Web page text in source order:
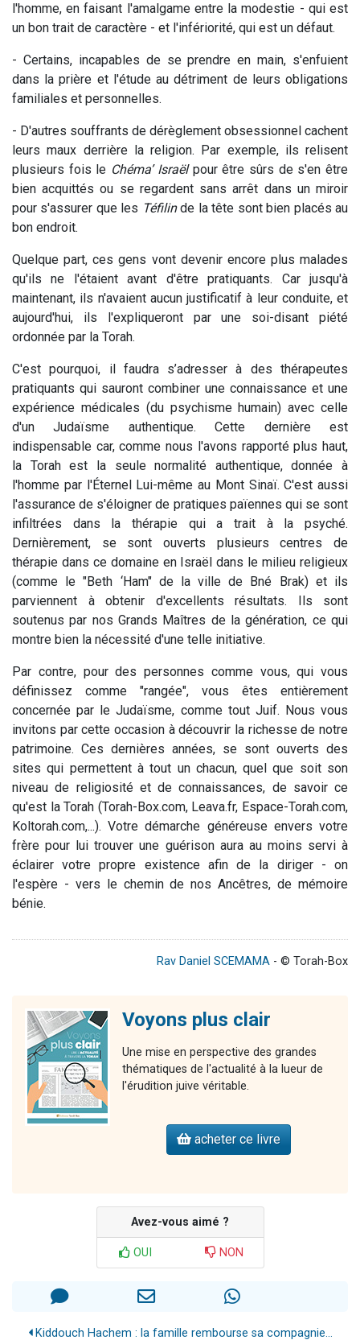
l'homme, en faisant l'amalgame entre la modestie - qui est
un bon trait de caractère - et l'infériorité, qui est un défaut.
- Certains, incapables de se prendre en main, s'enfuient
dans la prière et l'étude au détriment de leurs obligations
familiales et personnelles.
- D'autres souffrants de dérèglement obsessionnel cachent
leurs maux derrière la religion. Par exemple, ils relisent
plusieurs fois le Chéma’ Israëlpour être sûrs de s'en être
bien acquittés ou se regardent sans arrêt dans un miroir
pour s'assurer que les Téfilinde la tête sont bien placés au
bon endroit.
Quelque part, ces gens vont devenir encore plus malades
qu'ils ne l'étaient avant d'être pratiquants. Car jusqu'à
maintenant, ils n'avaient aucun justificatif à leur conduite, et
aujourd'hui, ils l'expliqueront par une soi-disant piété
ordonnée par la Torah.
C'est pourquoi, il faudra s’adresser à des thérapeutes
pratiquants qui sauront combiner une connaissance et une
expérience médicales (du psychisme humain) avec celle
d'un Judaïsme authentique. Cette dernière est
indispensable car, comme nous l'avons rapporté plus haut,
la Torah est la seule normalité authentique, donnée à
l'homme par l'Éternel Lui-même au Mont Sinaï. C'est aussi
l'assurance de s'éloigner de pratiques païennes qui se sont
infiltrées dans la thérapie qui a trait à la psyché.
Dernièrement, se sont ouverts plusieurs centres de
thérapie dans ce domaine en Israël dans le milieu religieux
(comme le "Beth ‘Ham" de la ville de Bné Brak) et ils
parviennent à obtenir d'excellents résultats. Ils sont
soutenus par nos Grands Maîtres de la génération, ce qui
montre bien la nécessité d'une telle initiative.
Par contre, pour des personnes comme vous, qui vous
définissez comme "rangée", vous êtes entièrement
concernée par le Judaïsme, comme tout Juif. Nous vous
invitons par cette occasion à découvrir la richesse de notre
patrimoine. Ces dernières années, se sont ouverts des
sites qui permettent à tout un chacun, quel que soit son
niveau de religiosité et de connaissances, de savoir ce
qu'est la Torah (Torah-Box.com, Leava.fr, Espace-Torah.com,
Koltorah.com,...). Votre démarche généreuse envers votre
frère pour lui trouver une guérison aura au moins servi à
éclairer votre propre existence afin de la diriger - on
l'espère - vers le chemin de nos Ancêtres, de mémoire
bénie.
Rav Daniel SCEMAMA - © Torah-Box
Voyons plus clair
Une mise en perspective des grandes
thématiques de l'actualité à la lueur de
l'érudition juive véritable.
acheter ce livre
Avez-vous aimé ?
OUI NON
Kiddouch Hachem : la famille rembourse sa compagnie...